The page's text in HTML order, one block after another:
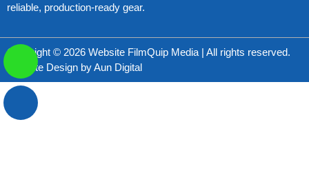
reliable, production-ready gear.
Copyright © 2026 Website FilmQuip Media | All rights reserved.
Website Design byAun Digital